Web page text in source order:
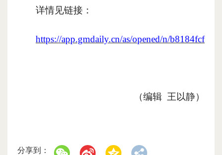
详情见链接：
https://app.gmdaily.cn/as/opened/n/
（编辑 王以静）
分享到：